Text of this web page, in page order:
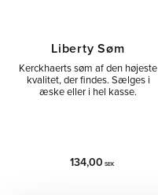
Liberty Søm
Kerckhaerts søm af den højeste
kvalitet, der findes. Sælges i
æske eller i hel kasse.
134,00 SEK